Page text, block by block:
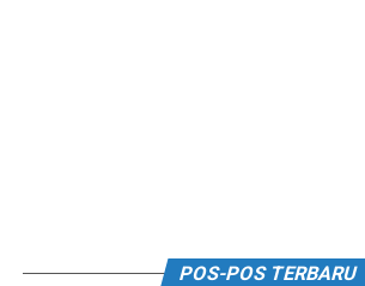
POS-POS TERBARU